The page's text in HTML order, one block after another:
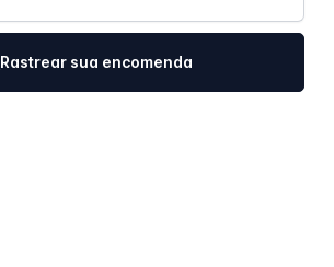
Rastrear sua encomenda